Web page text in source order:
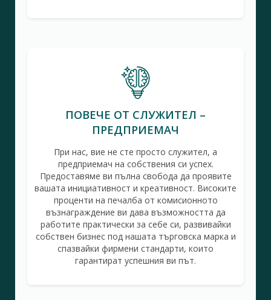
ПОВЕЧЕ ОТ СЛУЖИТЕЛ –
ПРЕДПРИЕМАЧ
При нас, вие не сте просто служител, а
предприемач на собствения си успех.
Предоставяме ви пълна свобода да проявите
вашата инициативност и креативност. Високите
проценти на печалба от комисионното
възнаграждение ви дава възможността да
работите практически за себе си, развивайки
собствен бизнес под нашата търговска марка и
спазвайки фирмени стандарти, които
гарантират успешния ви път.